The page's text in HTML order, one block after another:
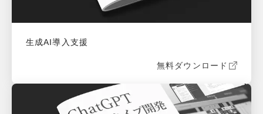
生成AI導入支援
無料ダウンロード